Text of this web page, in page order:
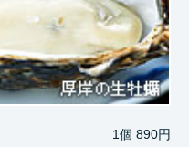
1個 890円